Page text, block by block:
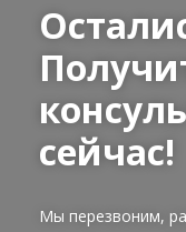
сейчас!
Мы перезвоним,